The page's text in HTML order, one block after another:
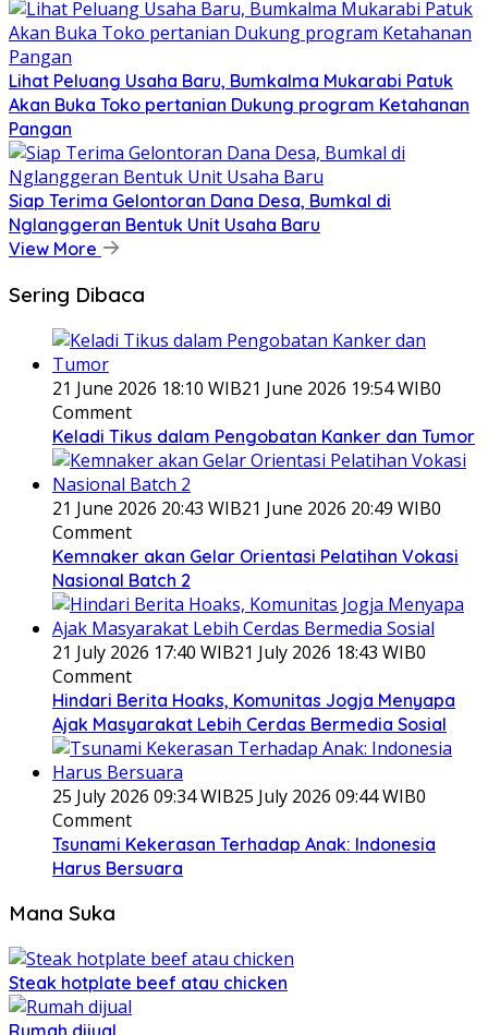
Lihat Peluang Usaha Baru, Bumkalma Mukarabi Patuk
Akan Buka Toko pertanian Dukung program Ketahanan
Pangan
Siap Terima Gelontoran Dana Desa, Bumkal di
Nglanggeran Bentuk Unit Usaha Baru
View More
Sering Dibaca
21 June 2026 18:10 WIB21 June 2026 19:54 WIB0
Comment
Keladi Tikus dalam Pengobatan Kanker dan Tumor
21 June 2026 20:43 WIB21 June 2026 20:49 WIB0
Comment
Kemnaker akan Gelar Orientasi Pelatihan Vokasi
Nasional Batch 2
21 July 2026 17:40 WIB21 July 2026 18:43 WIB0
Comment
Hindari Berita Hoaks, Komunitas Jogja Menyapa
Ajak Masyarakat Lebih Cerdas Bermedia Sosial
25 July 2026 09:34 WIB25 July 2026 09:44 WIB0
Comment
Tsunami Kekerasan Terhadap Anak: Indonesia
Harus Bersuara
Mana Suka
Steak hotplate beef atau chicken